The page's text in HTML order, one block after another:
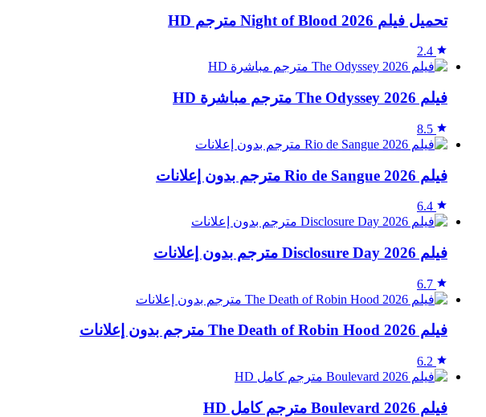
تحميل فيلم Night of Blood 2026 مترجم HD
2.4
فيلم The Odyssey 2026 مترجم مباشرة HD
8.5
فيلم Rio de Sangue 2026 مترجم بدون إعلانات
6.4
فيلم Disclosure Day 2026 مترجم بدون إعلانات
6.7
فيلم The Death of Robin Hood 2026 مترجم بدون إعلانات
6.2
فيلم Boulevard 2026 مترجم كامل HD